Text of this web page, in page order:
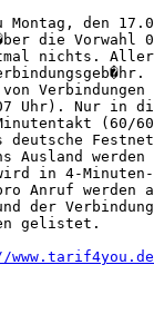
Montag, den
die Vorwahl
nichts.
Uhr). Nur in
(60/
Ausland werden
in 4-
Anruf werden
der
gelistet.